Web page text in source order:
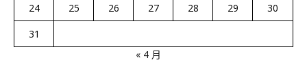
24
25 26 27 28 29
30
31
« 4 月